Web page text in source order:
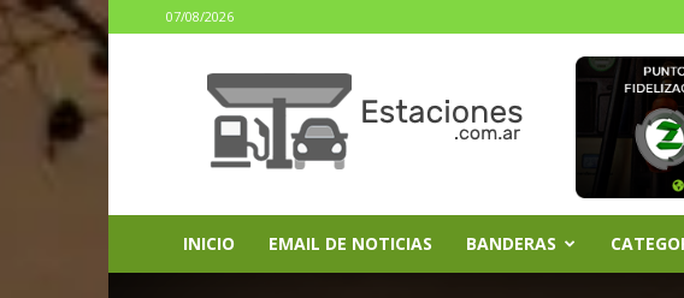
07/08/2026
INICIO EMAIL DE NOTICIAS BANDERAS